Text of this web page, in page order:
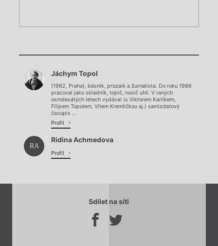
Načítá se.
Chviličku.
Načítá se.
Jáchym Topol
(1962, Praha), básník, prozaik a žurnalista. Do roku 1986
pracoval jako skladník, topič, nosič uhlí. V raných
osmdesátých letech vydával (s Viktorem Karlíkem,
Filipem Topolem, Vítem Kremličkou aj.) samizdatový
časopis ...
Profil
RA
Ridina Achmedova
Profil
Sdílet na síti